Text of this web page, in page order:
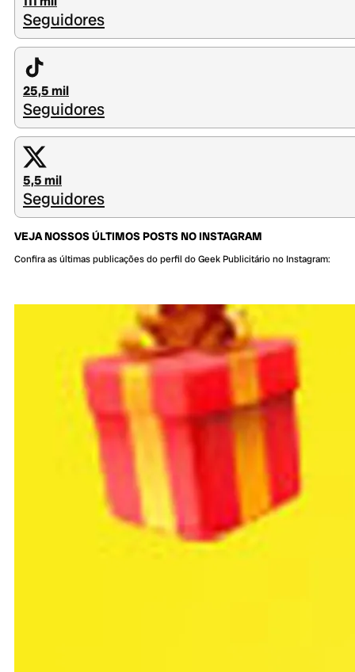
Seguidores
25,5 mil
Seguidores
5,5 mil
Seguidores
VEJA NOSSOS ÚLTIMOS POSTS NO INSTAGRAM
Confira as últimas publicações do perfil do Geek Publicitário no Instagram: